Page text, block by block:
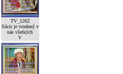
TV_1262
Súcit je vrodený v
nás všetkých
V